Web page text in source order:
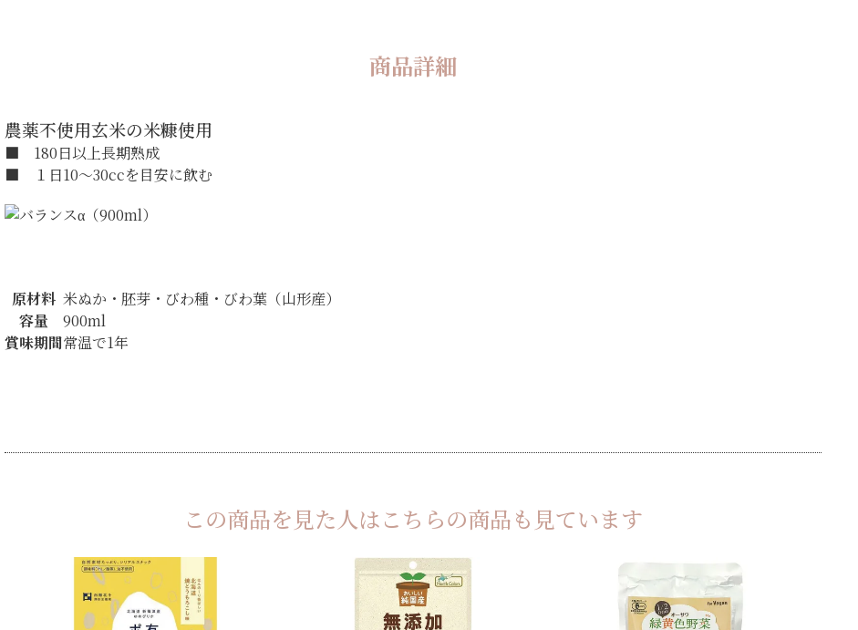
商品詳細
農薬不使用玄米の米糠使用
■ 180日以上長期熟成
■ １日10～30ccを目安に飲む
原材料 米ぬか・胚芽・びわ種・びわ葉（山形産）
容量
900ml
賞味期間常温で1年
この商品を見た人はこちらの商品も見ています